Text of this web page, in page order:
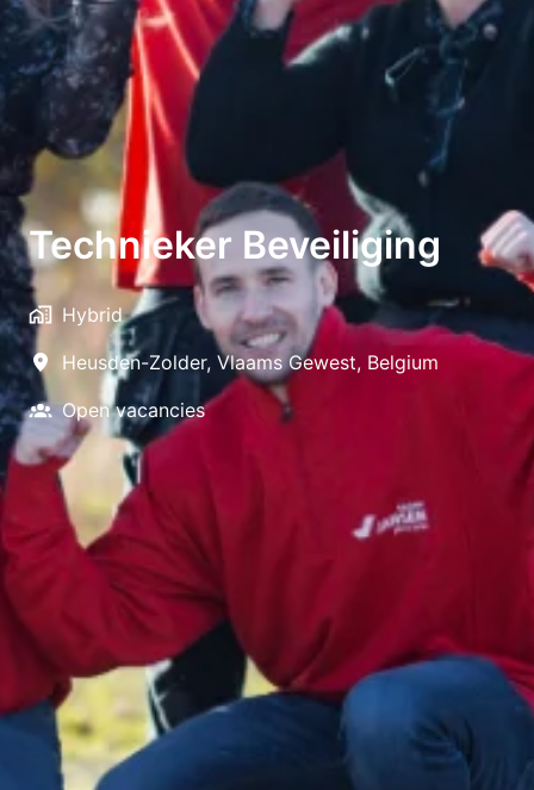
Technieker Beveiliging
Hybrid
Heusden-Zolder, Vlaams Gewest, Belgium
Open vacancies